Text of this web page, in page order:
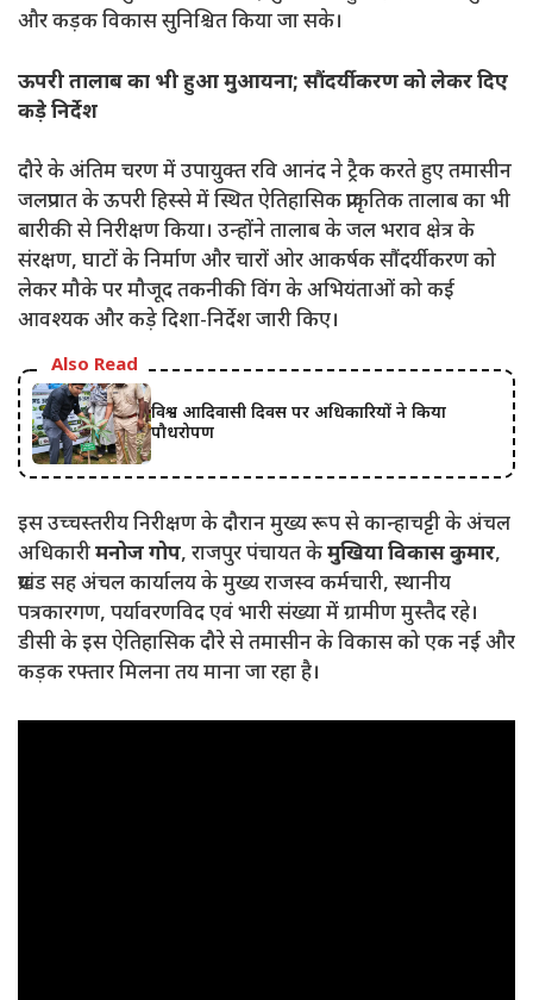
और कड़क विकास सुनिश्चित किया जा सके।
ऊपरी तालाब का भी हुआ मुआयना; सौंदर्यीकरण को लेकर दिए
कड़े निर्देश
दौरे के अंतिम चरण में उपायुक्त रवि आनंद ने ट्रैक करते हुए तमासीन
जलप्रपात के ऊपरी हिस्से में स्थित ऐतिहासिक प्राकृतिक तालाब का भी
बारीकी से निरीक्षण किया। उन्होंने तालाब के जल भराव क्षेत्र के
संरक्षण, घाटों के निर्माण और चारों ओर आकर्षक सौंदर्यीकरण को
लेकर मौके पर मौजूद तकनीकी विंग के अभियंताओं को कई
आवश्यक और कड़े दिशा-निर्देश जारी किए।
Also Read
विश्व आदिवासी दिवस पर अधिकारियों ने किया
पौधरोपण
इस उच्चस्तरीय निरीक्षण के दौरान मुख्य रूप से कान्हाचट्टी के अंचल
अधिकारीमनोज गोप, राजपुर पंचायत केमुखिया विकास कुमार,
प्रखंड सह अंचल कार्यालय के मुख्य राजस्व कर्मचारी, स्थानीय
पत्रकारगण, पर्यावरणविद एवं भारी संख्या में ग्रामीण मुस्तैद रहे।
डीसी के इस ऐतिहासिक दौरे से तमासीन के विकास को एक नई और
कड़क रफ्तार मिलना तय माना जा रहा है।